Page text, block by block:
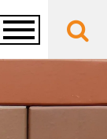
Toggle
navigation